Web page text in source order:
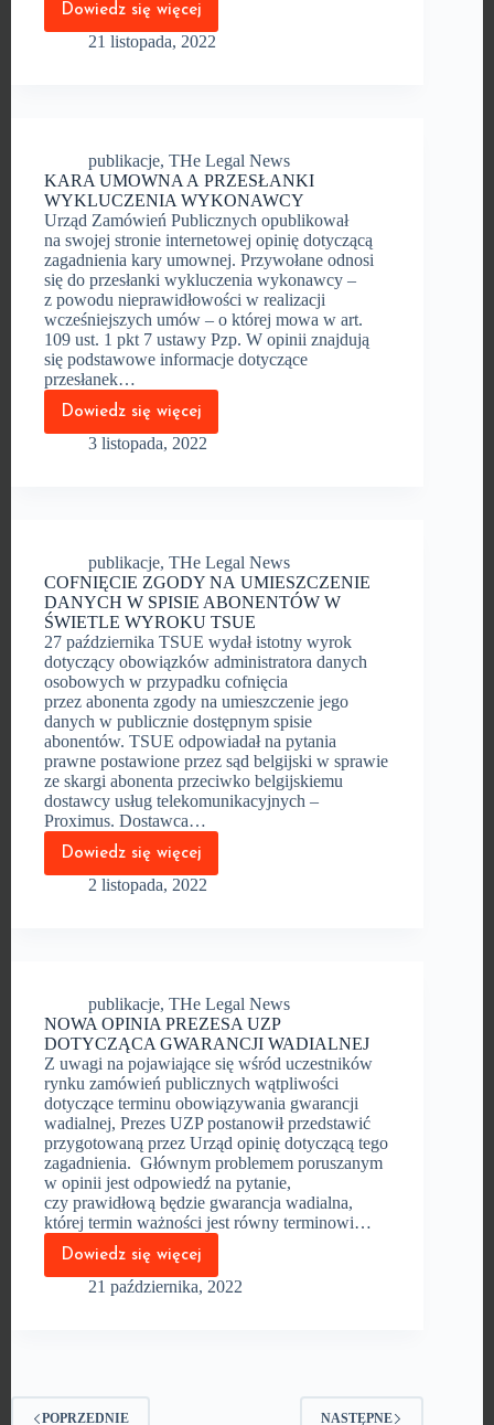
Dowiedz się więcej
KOLEJNY
PROJEKT
ZNACZĄCYCH
21 listopada, 2022
publikacje, THe Legal News
KARA UMOWNA A PRZESŁANKI
WYKLUCZENIA WYKONAWCY
Urząd Zamówień Publicznych opublikował
na swojej stronie internetowej opinię dotyczącą
zagadnienia kary umownej. Przywołane odnosi
się do przesłanki wykluczenia wykonawcy –
z powodu nieprawidłowości w realizacji
wcześniejszych umów – o której mowa w art.
109 ust. 1 pkt 7 ustawy Pzp. W opinii znajdują
się podstawowe informacje dotyczące
przesłanek…
Dowiedz się więcej
KARA
UMOWNA
A PRZESŁANKI
3 listopada, 2022
publikacje, THe Legal News
COFNIĘCIE ZGODY NA UMIESZCZENIE
DANYCH W SPISIE ABONENTÓW W
ŚWIETLE WYROKU TSUE
27 października TSUE wydał istotny wyrok
dotyczący obowiązków administratora danych
osobowych w przypadku cofnięcia
przez abonenta zgody na umieszczenie jego
danych w publicznie dostępnym spisie
abonentów. TSUE odpowiadał na pytania
prawne postawione przez sąd belgijski w sprawie
ze skargi abonenta przeciwko belgijskiemu
dostawcy usług telekomunikacyjnych –
Proximus. Dostawca…
Dowiedz się więcej
COFNIĘCIE
ZGODY
NA UMIESZCZENIE
2 listopada, 2022
publikacje, THe Legal News
NOWA OPINIA PREZESA UZP
DOTYCZĄCA GWARANCJI WADIALNEJ
Z uwagi na pojawiające się wśród uczestników
rynku zamówień publicznych wątpliwości
dotyczące terminu obowiązywania gwarancji
wadialnej, Prezes UZP postanowił przedstawić
przygotowaną przez Urząd opinię dotyczącą tego
zagadnienia. Głównym problemem poruszanym
w opinii jest odpowiedź na pytanie,
czy prawidłową będzie gwarancja wadialna,
której termin ważności jest równy terminowi…
Dowiedz się więcej
NOWA
OPINIA
PREZESA
21 października, 2022
POPRZEDNIE NASTĘPNE